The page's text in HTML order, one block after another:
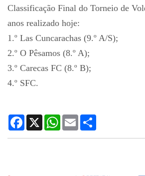
Classificação Final do Torneio de
anos realizado hoje:
1.º Las Cuncarachas (9.º A/S);
2.º O Pêsamos (8.º A);
3.º Carecas FC (8.º B);
4.º SFC.
Facebook
X WhatsApp
Email